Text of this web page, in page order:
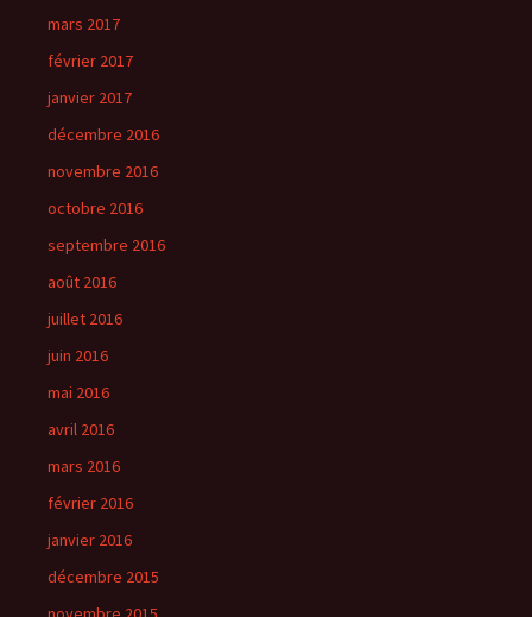
mars 2017
février 2017
janvier 2017
décembre 2016
novembre 2016
octobre 2016
septembre 2016
août 2016
juillet 2016
juin 2016
mai 2016
avril 2016
mars 2016
février 2016
janvier 2016
décembre 2015